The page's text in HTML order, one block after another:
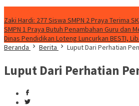
Zaki Hardi: 277 Siswa SMPN 2 Praya Terima
SMPN 1 Praya Butuh Penambahan Guru dan
Dinas Pendidikan Loteng Luncurkan BESTI,
Beranda
Berita Luput Dari Perhatian
Luput Dari Perhatian